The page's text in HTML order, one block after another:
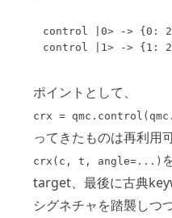
control |0> -> {0:
ポイントとして、
crx =
ってきたものは再利用
crx(c, t, angle=...)
target、最後に古典
シグネチャを踏襲しつ